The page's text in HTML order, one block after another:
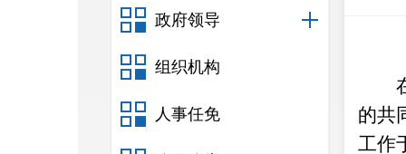
政府领导
组织机构
人事任免
的共
工作